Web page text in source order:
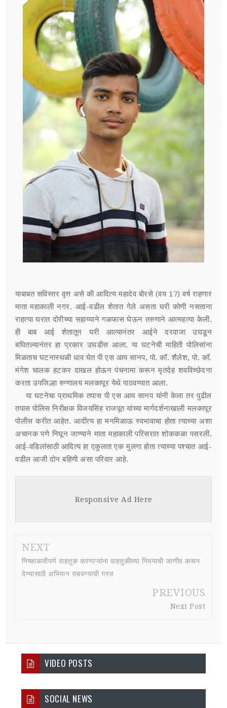
PARENTAL MENU
VIDEO POSTS
SOCIAL NEWS
याबाबत सविस्तर वृत्त असे की आदित्य महादेव बोरसे (वय 17) वर्ष राहणार
माता महाकाली नगर. आई-वडील शेतात गेले असता घरी कोणी नसताना
राहत्या घरात दोरीच्या सहाय्याने गळफास घेऊन तरुणाने आत्महत्या केली.
ही बाब आई शेतातून घरी आल्यानंतर आईने दरवाजा उघडून
बघितल्यानंतर हा प्रकार उघडीस आला. या घटनेची माहिती पोलिसांना
मिळताच घटनास्थळी धाव घेत पी एस आय सानप, पो. कॉ. शैलेश, पो. कॉ.
मंगेश चालक हटकर दाखल होऊन पंचनामा करून मृतदेह शवविच्छेदना
करता उपजिल्हा रुग्णालय मलकापूर येथे पाठवण्यात आला.
या घटनेचा प्राथमिक तपास पी एस आय सानप यांनी केला तर पुढील
तपास पोलिस निरीक्षक विजयसिंह राजपूत यांच्या मार्गदर्शनाखाली मलकापूर
पोलीस करीत आहेत. आदीत्य हा मनमिळाऊ स्वभावाचा होता त्याच्या अशा
अचानक पणे निघून जाण्याने माता महाकाली परिसरात शोककळा पसरली.
आई-वडिलांसाठी आदित्य हा एकुलता एक मुलगा होता त्याच्या पश्चात आई-
वडील आजी दोन बहिणी असा परिवार आहे.
Responsive Ad Here
NEXT
निष्काळजीपणे वाहतूक करणाऱ्यांना वाहतुकीच्या नियमाची जाणीव करून
देण्यासाठी अभियान राबवण्याची गरज
PREVIOUS
Next Post